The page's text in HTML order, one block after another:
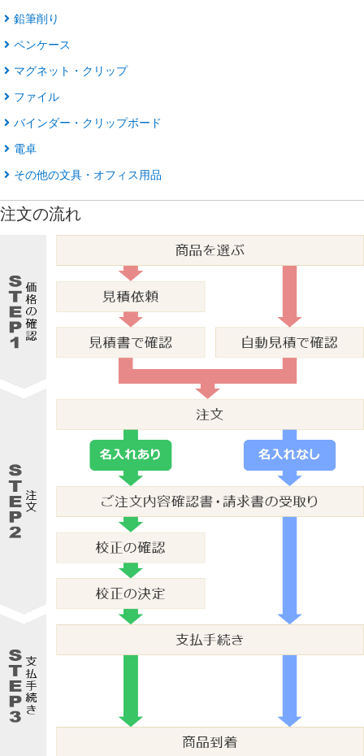
鉛筆削り
ペンケース
マグネット・クリップ
ファイル
バインダー・クリップボード
電卓
その他の文具・オフィス用品
注文の流れ